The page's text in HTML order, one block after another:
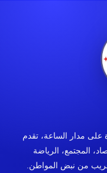
على مدار الساعة، تقدم
المجتمع، الرياضة
من نبض المواطن.